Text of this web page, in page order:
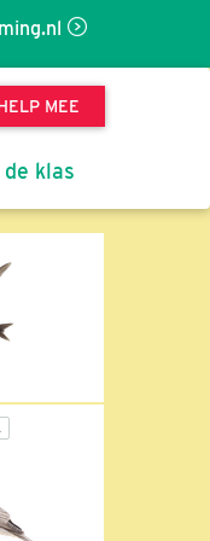
MEE
de klas